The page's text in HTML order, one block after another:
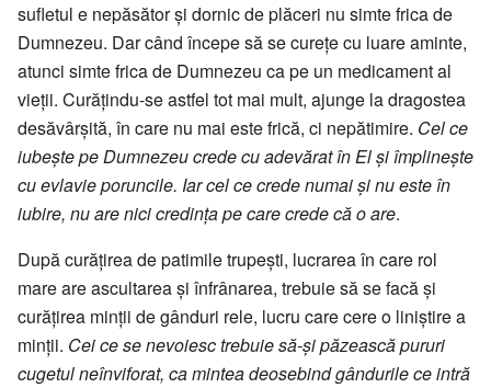
sufletul e nepăsător și dornic de plăceri nu simte frica de
Dumnezeu. Dar când începe să se curețe cu luare aminte,
atunci simte frica de Dumnezeu ca pe un medicament al
vieții. Curățindu-se astfel tot mai mult, ajunge la dragostea
desăvârșită, în care nu mai este frică, ci nepătimire. Cel ce
iubește pe Dumnezeu crede cu adevărat în El și împlinește
cu evlavie poruncile. Iar cel ce crede numai și nu este în
iubire, nu are nici credința pe care crede că o are.
După curățirea de patimile trupești, lucrarea în care rol
mare are ascultarea și înfrânarea, trebuie să se facă și
curățirea minții de gânduri rele, lucru care cere o liniștire a
minții. Cei ce se nevoiesc trebuie să-și păzească pururi
cugetul neînviforat, ca mintea deosebind gândurile ce intră